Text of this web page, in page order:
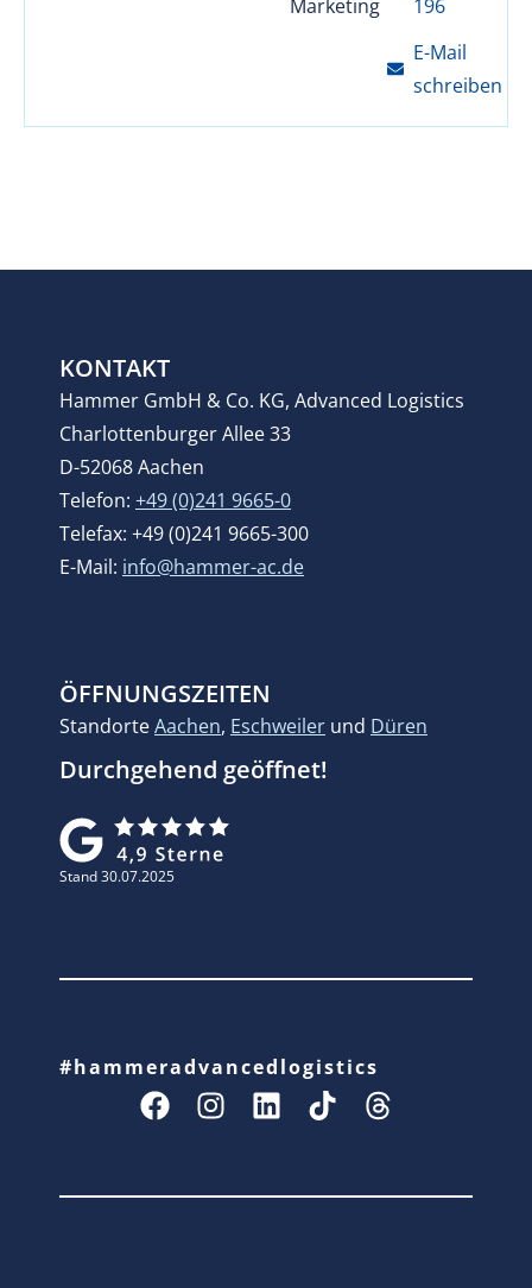
Marketing
196
E-Mail
schreiben
KONTAKT
Hammer GmbH & Co. KG, Advanced Logistics
Charlottenburger Allee 33
D-52068 Aachen
Telefon: +49 (0)241 9665-0
Telefax: +49 (0)241 9665-300
E-Mail: info@hammer-ac.de
ÖFFNUNGSZEITEN
StandorteAachen, Eschweiler und Düren
Durchgehend geöffnet!
Stand 30.07.2025
#hammeradvancedlogistics